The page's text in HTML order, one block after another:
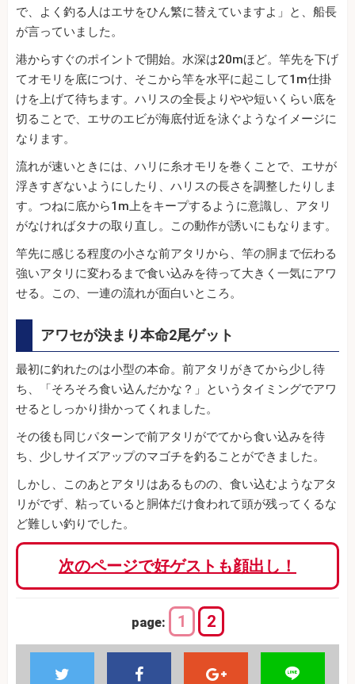
で、よく釣る人はエサをひん繁に替えていますよ」と、船長
が言っていました。
港からすぐのポイントで開始。水深は20mほど。竿先を下げ
てオモリを底につけ、そこから竿を水平に起こして1m仕掛
けを上げて待ちます。ハリスの全長よりやや短いくらい底を
切ることで、エサのエビが海底付近を泳ぐようなイメージに
なります。
流れが速いときには、ハリに糸オモリを巻くことで、エサが
浮きすぎないようにしたり、ハリスの長さを調整したりしま
す。つねに底から1m上をキープするように意識し、アタリ
がなければタナの取り直し。この動作が誘いにもなります。
竿先に感じる程度の小さな前アタリから、竿の胴まで伝わる
強いアタリに変わるまで食い込みを待って大きく一気にアワ
せる。この、一連の流れが面白いところ。
アワセが決まり本命2尾ゲット
最初に釣れたのは小型の本命。前アタリがきてから少し待
ち、「そろそろ食い込んだかな？」というタイミングでアワ
せるとしっかり掛かってくれました。
その後も同じパターンで前アタリがでてから食い込みを待
ち、少しサイズアップのマゴチを釣ることができました。
しかし、このあとアタリはあるものの、食い込むようなアタ
リがでず、粘っていると胴体だけ食われて頭が残ってくるな
ど難しい釣りでした。
次のページで好ゲストも顔出し！
page: 1 2